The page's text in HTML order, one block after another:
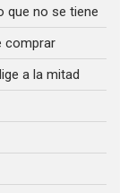
que no se tiene
comprar
a la mitad